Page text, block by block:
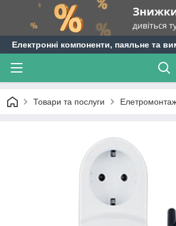
Електронні компоненти, паяльне та
Товари та послуги